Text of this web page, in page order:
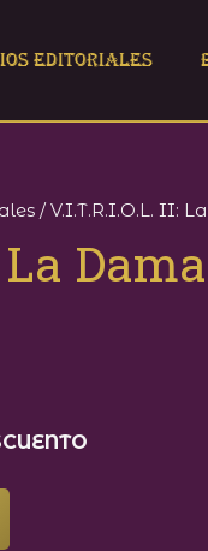
editoriales
/ V.I.T.R.I.O.L. II: